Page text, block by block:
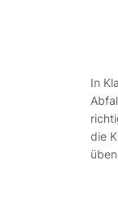
In
die